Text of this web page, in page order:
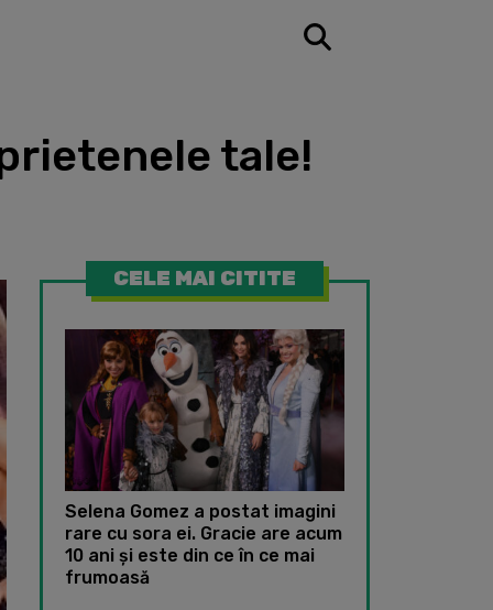
tale!
CELE MAI CITITE
Selena Gomez a postat imagini
rare cu sora ei. Gracie are acum
10 ani și este din ce în ce mai
frumoasă